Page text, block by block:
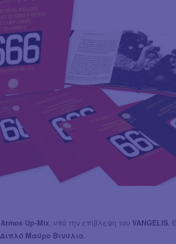
Atmos Up-Mix , υπό την επίβλεψη του VANGELIS
Διπλό Μαύρο Βινύλιο